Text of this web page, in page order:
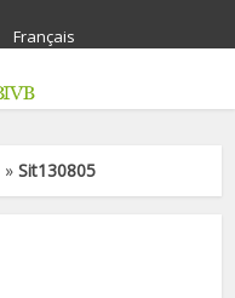
Français
»Sit130805